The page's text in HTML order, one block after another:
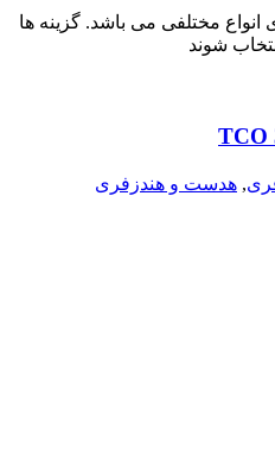
انواع مختلفی می باشد. گزینه ها
شوند
, هدست و هندزفری